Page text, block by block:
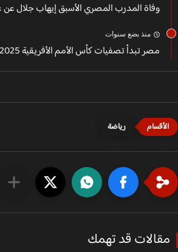
وفاة المدرب المصري الأسبق إيهاب جلال عن عمر
منذ بضع سنوات
مصر تبدأ تصفيات كأس الأمم الأفريقية 2025 بانتصار ساحق على...
رياضة
قد تهمك